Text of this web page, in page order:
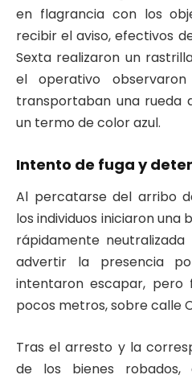
en flagrancia con los
recibir el aviso, efectivos
Sexta realizaron un
el operativo
transportaban una rueda
un termo de color azul.
Intento de fuga y
Al percatarse del arribo
los individuos iniciaron una
rápidamente
advertir la presencia
intentaron escapar, pero
pocos metros, sobre calle
Tras el arresto y la
de los bienes robados,